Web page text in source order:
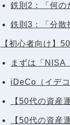
鉄則2：「何の
鉄則3：「分散
【初心者向け】
まずは「NISA
iDeCo（イデ
【50代の資産
【50代の資産